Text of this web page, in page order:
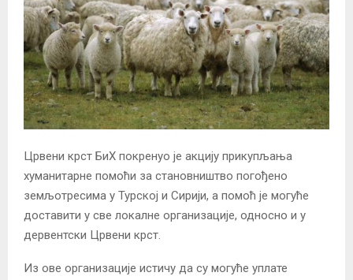
Црвени крст БиХ покренуо је акцију прикупљања
хуманитарне помоћи за становништво погођено
земљотресима у Турској и Сирији, а помоћ је могуће
доставити у све локалне организације, односно и у
дервентски Црвени крст.
Из ове организације истичу да су могуће уплате